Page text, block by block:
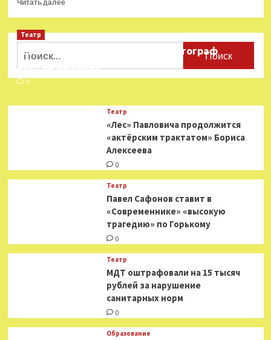
Читать далее
Умер
Тютрюмов
Найти:
Театр
Ушёл из жизни театральный фотограф
Виктор Баженов
0
Театр
«Лес» Павловича продолжится
«актёрским трактатом» Бориса
Алексеева
0
Театр
Павел Сафонов ставит в
«Современнике» «высокую
трагедию» по Горькому
0
Театр
МДТ оштрафовали на 15 тысяч
рублей за нарушение
санитарных норм
0
Образование